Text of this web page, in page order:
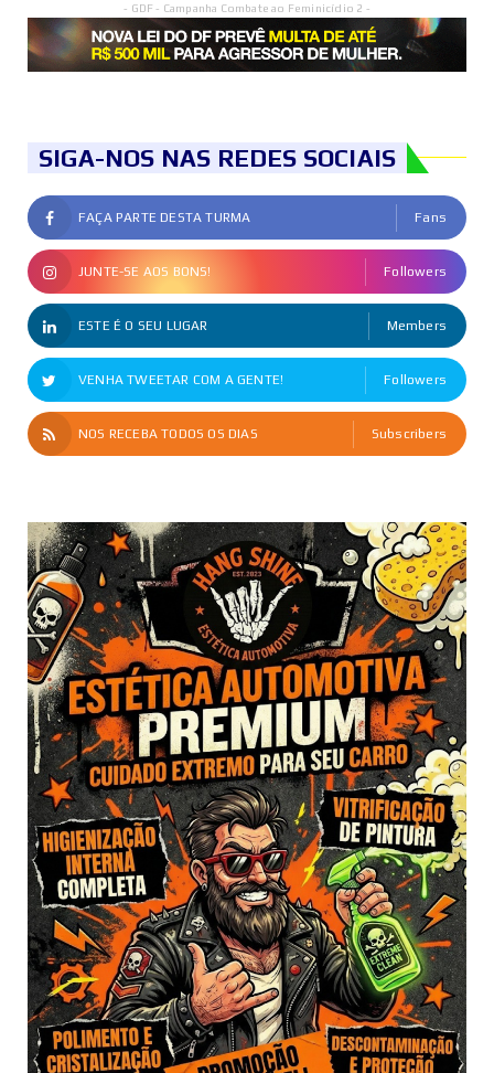
- GDF - Campanha Combate ao Feminicídio 2 -
SIGA-NOS NAS REDES SOCIAIS
FAÇA PARTE DESTA TURMA Fans
JUNTE-SE AOS BONS! Followers
ESTE É O SEU LUGAR Members
VENHA TWEETAR COM A GENTE! Followers
NOS RECEBA TODOS OS DIAS Subscribers